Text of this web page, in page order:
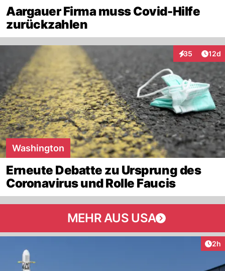
Aargauer Firma muss Covid-Hilfe
zurückzahlen
35
Interaktionen
12d
Washington
Erneute Debatte zu Ursprung des
Coronavirus und Rolle Faucis
MEHR AUS USA
2h